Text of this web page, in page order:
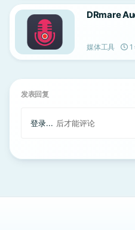
DRmare
媒体工具 1
发表回复
登录... 后才能评论